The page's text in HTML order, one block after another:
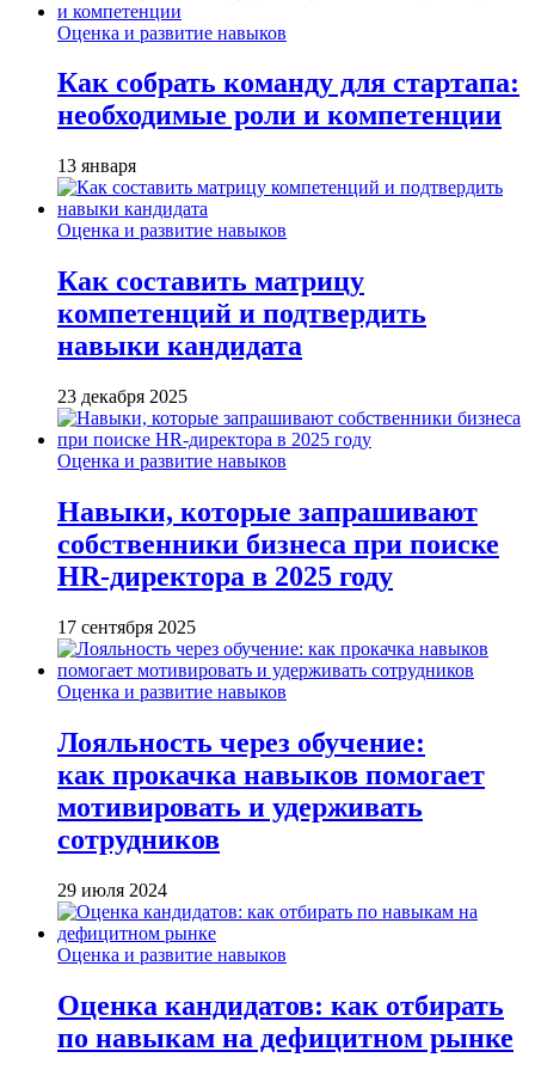
Оценка и развитие навыков
Как собрать команду для стартапа:
необходимые роли и компетенции
13 января
Оценка и развитие навыков
Как составить матрицу
компетенций и подтвердить
навыки кандидата
23 декабря 2025
Оценка и развитие навыков
Навыки, которые запрашивают
собственники бизнеса при поиске
HR-директора в 2025 году
17 сентября 2025
Оценка и развитие навыков
Лояльность через обучение:
как прокачка навыков помогает
мотивировать и удерживать
сотрудников
29 июля 2024
Оценка и развитие навыков
Оценка кандидатов: как отбирать
по навыкам на дефицитном рынке